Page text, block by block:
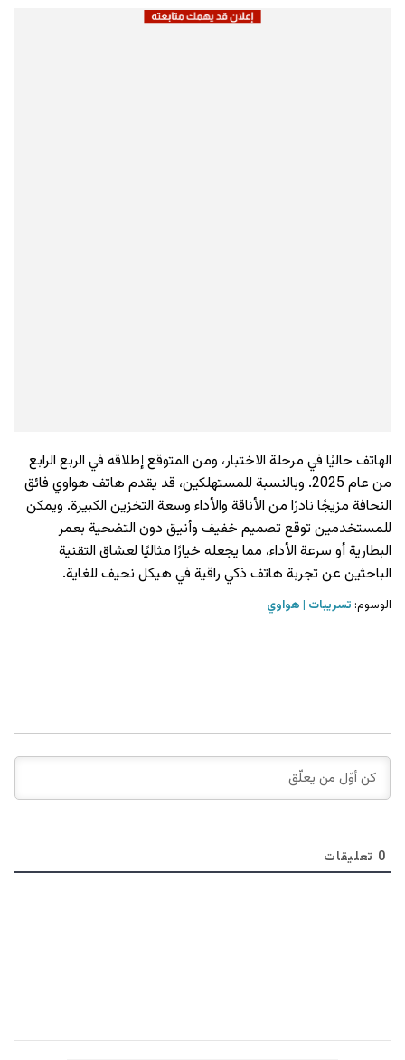
الهاتف حاليًا في مرحلة الاختبار، ومن المتوقع إطلاقه في الربع الرابع
من عام 2025. وبالنسبة للمستهلكين، قد يقدم هاتف هواوي فائق
النحافة مزيجًا نادرًا من الأناقة والأداء وسعة التخزين الكبيرة. ويمكن
للمستخدمين توقع تصميم خفيف وأنيق دون التضحية بعمر
البطارية أو سرعة الأداء، مما يجعله خيارًا مثاليًا لعشاق التقنية
الباحثين عن تجربة هاتف ذكي راقية في هيكل نحيف للغاية.
الوسوم: تسريبات هواوي
0 تعليقات